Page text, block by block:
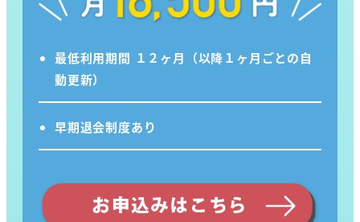
最低利用期間 １２ヶ月（以降１ヶ月ごとの自
動更新）
早期退会制度あり